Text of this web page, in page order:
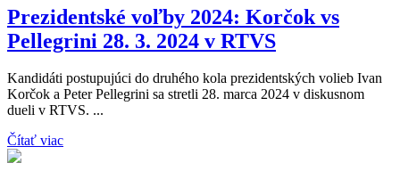
Prezidentské voľby 2024: Korčok vs
Pellegrini 28. 3. 2024 v RTVS
Kandidáti postupujúci do druhého kola prezidentských volieb Ivan
Korčok a Peter Pellegrini sa stretli 28. marca 2024 v diskusnom
dueli v RTVS. ...
Čítať viac